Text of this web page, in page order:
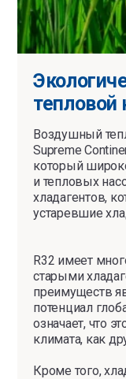
тепловой
Воздушный
Supreme
который
и тепловых
хладагентов,
устаревшие
R32 имеет
старыми
преимуществ
потенциал
означает, что
климата, как
Кроме того,